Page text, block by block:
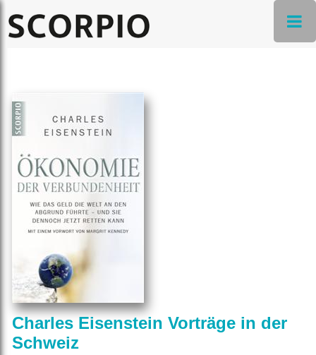
Charles Eisenstein Vorträge in der
Schweiz